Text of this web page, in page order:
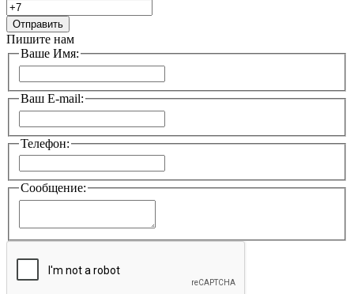
Отправить
Пишите нам
Ваше Имя:
Ваш E-mail:
Телефон:
Сообщение: